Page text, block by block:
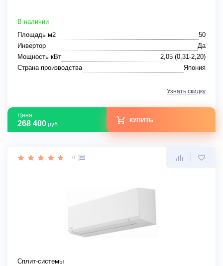
В наличии
Площадь м2
50
Инвертор
Да
Мощность кВт
2,05 (0,31-2,20)
Страна производства
Япония
Узнать скидку
Цена:
268 400 руб.
КУПИТЬ
0
Сплит-системы